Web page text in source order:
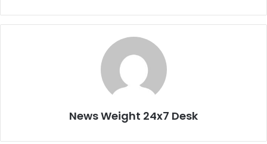
News Weight 24x7 Desk